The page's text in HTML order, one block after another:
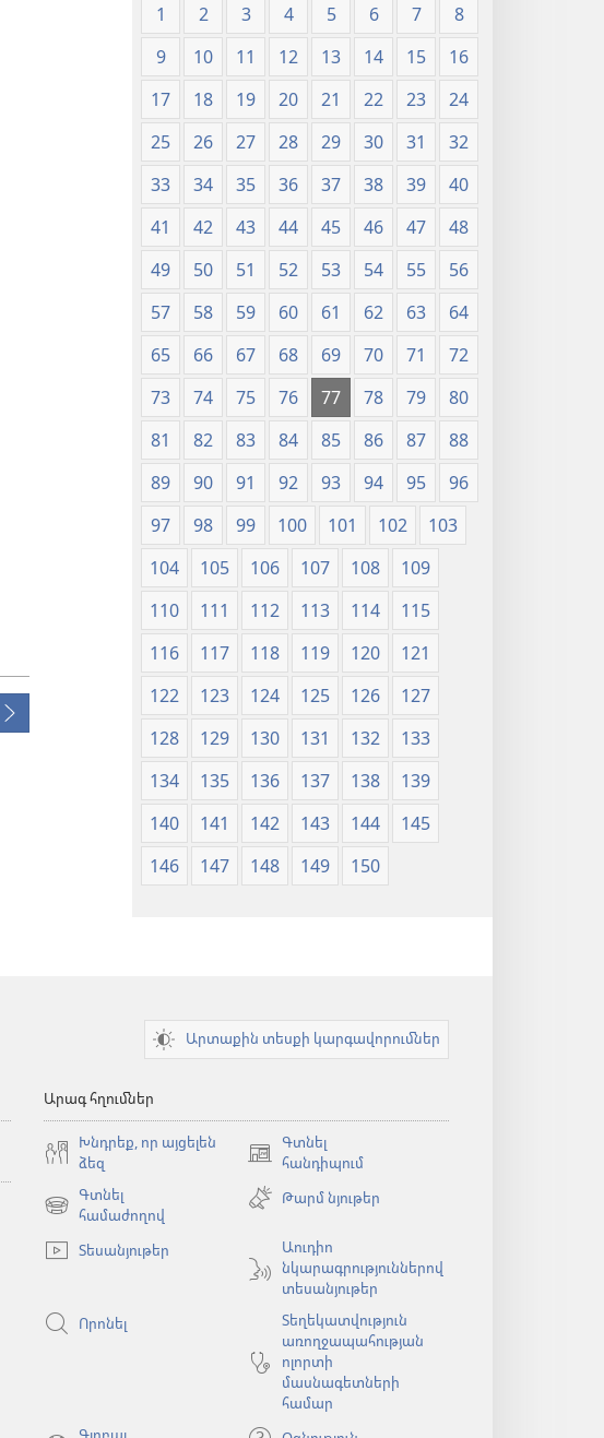
1 2 3 4 5 6 7
8
9
10 11 12 13 14 15
16
17
18 19 20 21 22 23
24
25
26 27 28 29 30 31
32
33
34 35 36 37 38 39
40
41
42 43 44 45 46 47
48
49
50 51 52 53 54 55
56
57
58 59 60 61 62 63
64
65
66 67 68 69 70 71
72
73
74 75 76 77 78 79
80
81
82 83 84 85 86 87
88
89
90 91 92 93 94 95
96
97
98 99 100 101 102
103
104
105 106 107 108
109
110
111 112 113 114
115
116
117 118 119 120
121
122
123 124 125 126
127
128
129 130 131 132
133
134
135 136 137 138
139
140
141 142 143 144
145
146
147 148 149 150
Արտաքին տեսքի կարգավորումներ
Արագ հղումներ
Խնդրեք, որ այցելեն
ձեզ
Գտնել
հանդիպում
(բացվում
նոր
Գտնել
համաժողով
(բացվում
նոր
Թարմ նյութեր
Տեսանյութեր
Աուդիո
նկարագրություններով
տեսանյութեր
Որոնել
Տեղեկատվություն
առողջապահության
ոլորտի
մասնագետների
համար